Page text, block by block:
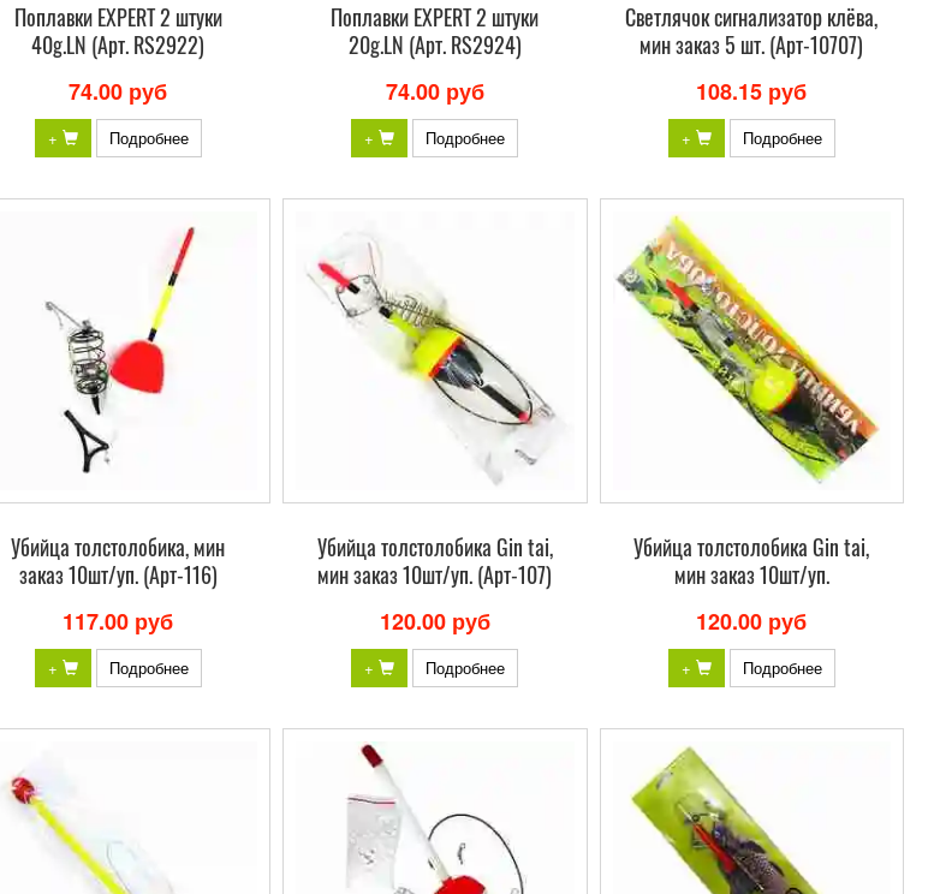
Поплавки EXPERT 2 штуки
40g.LN (Арт. RS2922)
74.00 руб
+ Подробнее
Поплавки EXPERT 2 штуки
20g.LN (Арт. RS2924)
74.00 руб
+ Подробнее
Светлячок сигнализатор клёва,
мин заказ 5 шт. (Арт-10707)
108.15 руб
+ Подробнее
Убийца толстолобика, мин
заказ 10шт/уп. (Арт-116)
117.00 руб
+ Подробнее
Убийца толстолобика Gin tai,
мин заказ 10шт/уп. (Арт-107)
120.00 руб
+ Подробнее
Убийца толстолобика Gin tai,
мин заказ 10шт/уп.
120.00 руб
+ Подробнее